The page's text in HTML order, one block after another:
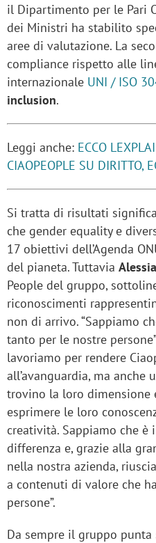
il Dipartimento per le Pari
dei Ministri ha stabilito
aree di valutazione. La
compliance rispetto alle
internazionale UNI / ISO
inclusion.
Leggi anche: ECCO
CIAOPEOPLE SU DIRITTO,
Si tratta di risultati
che gender equality e
17 obiettivi dell’Agenda
del pianeta. Tuttavia
People del gruppo,
riconoscimenti
non di arrivo. “Sappiamo
tanto per le nostre
lavoriamo per rendere
all’avanguardia, ma
trovino la loro
esprimere le loro
creatività. Sappiamo che
differenza e, grazie alla
nella nostra azienda,
a contenuti di valore che
persone”.
Da sempre il gruppo